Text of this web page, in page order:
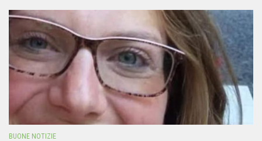
BUONE NOTIZIE